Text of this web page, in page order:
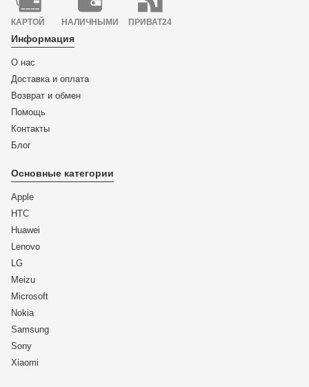
КАРТОЙ НАЛИЧНЫМИ ПРИВАТ24
Информация
О нас
Доставка и оплата
Возврат и обмен
Помощь
Контакты
Блог
Основные категории
Apple
HTC
Huawei
Lenovo
LG
Meizu
Microsoft
Nokia
Samsung
Sony
Xiaomi